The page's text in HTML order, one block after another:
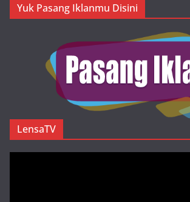
Yuk Pasang Iklanmu Disini
LensaTV